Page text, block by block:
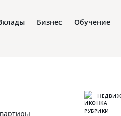
Бизнес Обучение